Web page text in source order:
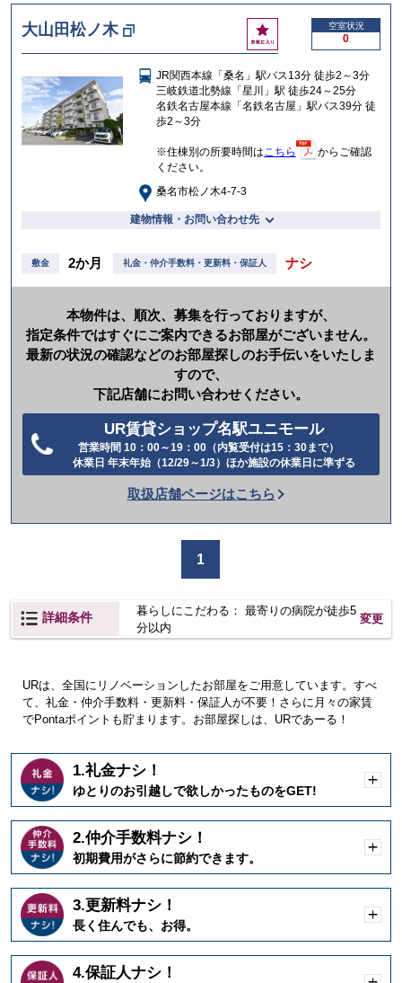
け
る
大山田松ノ木
お
気
入
り
空室状況
0
JR関西本線「桑名」駅バス13分 徒歩2～3分
三岐鉄道北勢線「星川」駅 徒歩24～25分
名鉄名古屋本線「名鉄名古屋」駅バス39分 徒
歩2～3分
※住棟別の所要時間は こちら
からご確認
ください。
桑名市松ノ木4-7-3
建物情報・お問い合わせ先
敷金 2か月 礼金・仲介手数料・更新料・保証人 ナシ
本物件は、順次、募集を行っておりますが、
指定条件ではすぐにご案内できるお部屋がございません。
最新の状況の確認などのお部屋探しのお手伝いをいたしま
すので、
下記店舗にお問い合わせください。
UR賃貸ショップ名駅ユニモール
営業時間 10：00～19：00（内覧受付は15：30まで）
休業日 年末年始（12/29～1/3）ほか施設の休業日に準ずる
話
か
取扱店舗ページはこちら
1
詳細条件
暮らしにこだわる： 最寄りの病院が徒歩5
分以内
変更
URは、全国にリノベーションしたお部屋をご用意しています。すべ
て、礼金・仲介手数料・更新料・保証人が不要！さらに月々の家賃
でPontaポイントも貯まります。お部屋探しは、URであーる！
1.礼金ナシ！
ゆとりのお引越しで欲しかったものをGET!
く
2.仲介手数料ナシ！
初期費用がさらに節約できます。
く
3.更新料ナシ！
長く住んでも、お得。
く
4.保証人ナシ！